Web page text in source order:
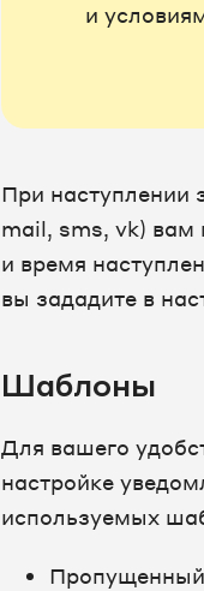
и
При наступлении
mail, sms, vk) вам
и время
вы зададите в
Шаблоны
Для вашего
настройке
используемых